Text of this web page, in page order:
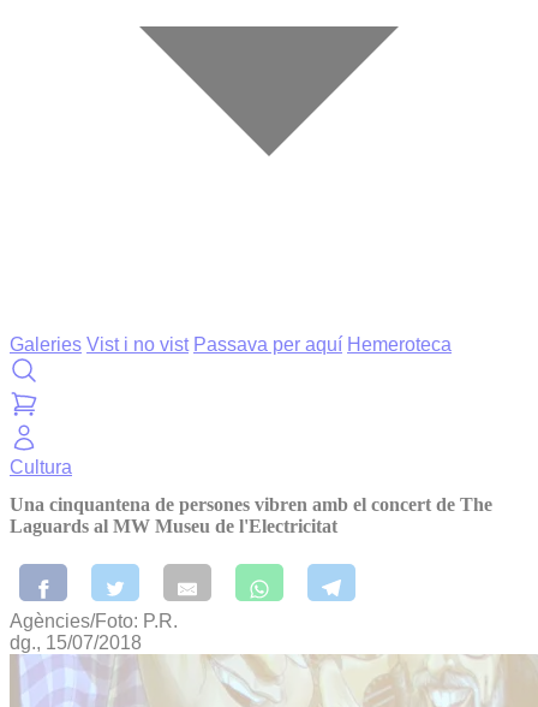
Galeries Vist i no vist Passava per aquí Hemeroteca
Cultura
Una cinquantena de persones vibren amb el concert de The
Laguards al MW Museu de l'Electricitat
Agències/Foto: P.R.
dg., 15/07/2018